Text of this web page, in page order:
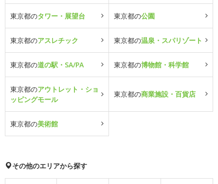
東京都のタワー・展望台 東京都の公園
東京都のアスレチック 東京都の温泉・スパリゾート
東京都の道の駅・SA/PA 東京都の博物館・科学館
東京都のアウトレット・ショ
ッピングモール
東京都の商業施設・百貨店
東京都の美術館
その他のエリアから探す